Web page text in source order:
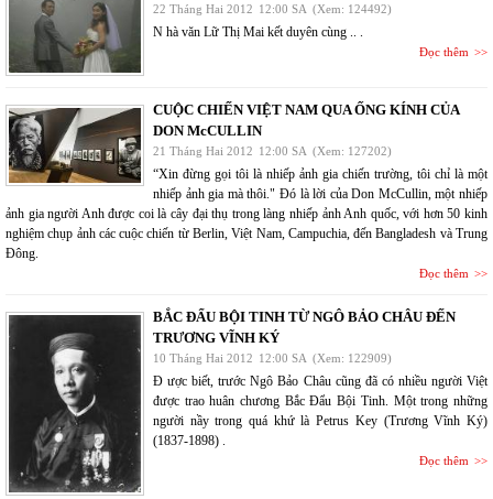
22 Tháng Hai 2012 12:00 SA (Xem: 124492)
N hà văn Lữ Thị Mai kết duyên cùng .. .
Đọc thêm
CUỘC CHIẾN VIỆT NAM QUA ỐNG KÍNH CỦA
DON McCULLIN
21 Tháng Hai 2012 12:00 SA (Xem: 127202)
“Xin đừng gọi tôi là nhiếp ảnh gia chiến trường, tôi chỉ là một
nhiếp ảnh gia mà thôi." Đó là lời của Don McCullin, một nhiếp
ảnh gia người Anh được coi là cây đại thụ trong làng nhiếp ảnh Anh quốc, với hơn 50 kinh
nghiệm chụp ảnh các cuộc chiến từ Berlin, Việt Nam, Campuchia, đến Bangladesh và Trung
Đông.
Đọc thêm
BẮC ĐẨU BỘI TINH TỪ NGÔ BẢO CHÂU ĐẾN
TRƯƠNG VĨNH KÝ
10 Tháng Hai 2012 12:00 SA (Xem: 122909)
Đ ược biết, trước Ngô Bảo Châu cũng đã có nhiều người Việt
được trao huân chương Bắc Đẩu Bội Tinh. Một trong những
người nầy trong quá khứ là Petrus Key (Trương Vĩnh Ký)
(1837-1898) .
Đọc thêm